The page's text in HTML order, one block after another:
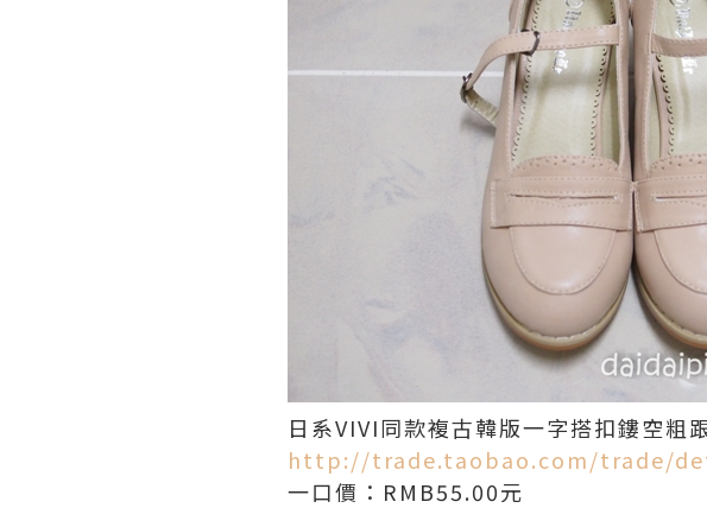
日系VIVI同款複古韓版一字搭扣鏤空粗
http://trade.taobao.com/trade/
一口價：RMB55.00元